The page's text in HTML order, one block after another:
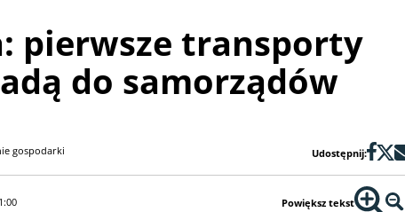
pierwsze transporty
do samorządów
gospodarki Udostępnij:
Powiększ tekst